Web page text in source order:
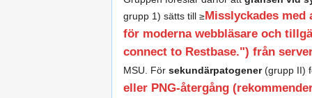
grupp 1) sätts till ≥Misslyckades med
för moderna webbläsare och
connect to Restbase.") från
MSU. För sekundärpatogener(grupp II)
eller PNG-återgång